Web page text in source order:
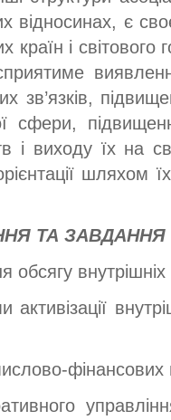
відносинах, є
країн і
зв’язків,
сфери,
і виходу їх на
шляхом
ТА ЗАВДАННЯ
внутрішніх
фінансових